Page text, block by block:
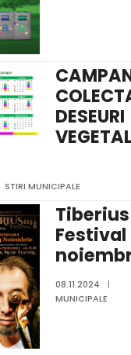
DESEURI
STIRI MUNICIPALE
Tiberius
08.11.2024 |
MUNICIPALE